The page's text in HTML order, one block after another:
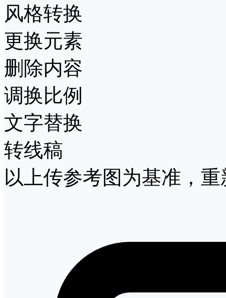
风格转换
更换元素
删除内容
调换比例
文字替换
转线稿
以上传参考图为基准，